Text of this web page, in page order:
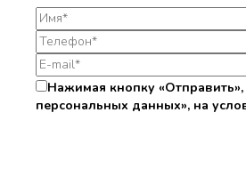
Нажимая кнопку
персональных данных», на